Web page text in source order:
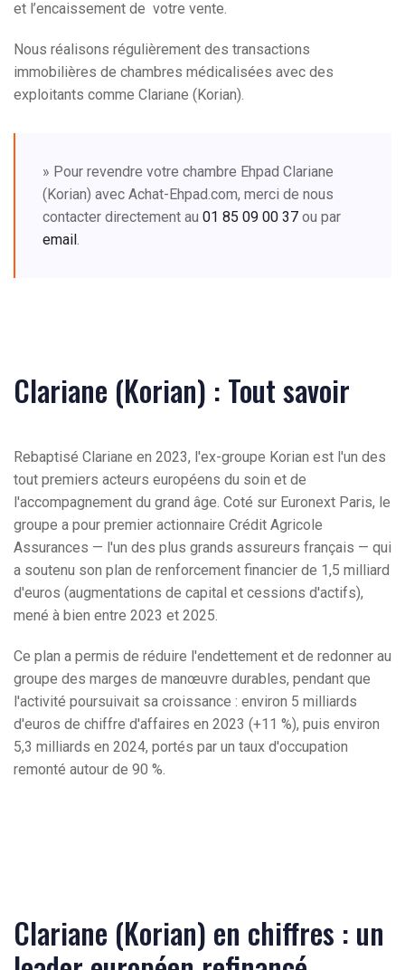
et l’encaissement de votre vente.
Nous réalisons régulièrement des transactions
immobilières de chambres médicalisées avec des
exploitants comme Clariane (Korian).
» Pour revendre votre chambre Ehpad Clariane
(Korian) avec Achat-Ehpad.com, merci de nous
contacter directement au 01 85 09 00 37 ou par
email.
Clariane (Korian) : Tout savoir
Rebaptisé Clariane en 2023, l'ex-groupe Korian est l'un des
tout premiers acteurs européens du soin et de
l'accompagnement du grand âge. Coté sur Euronext Paris, le
groupe a pour premier actionnaire Crédit Agricole
Assurances — l'un des plus grands assureurs français — qui
a soutenu son plan de renforcement financier de 1,5 milliard
d'euros (augmentations de capital et cessions d'actifs),
mené à bien entre 2023 et 2025.
Ce plan a permis de réduire l'endettement et de redonner au
groupe des marges de manœuvre durables, pendant que
l'activité poursuivait sa croissance : environ 5 milliards
d'euros de chiffre d'affaires en 2023 (+11 %), puis environ
5,3 milliards en 2024, portés par un taux d'occupation
remonté autour de 90 %.
Clariane (Korian) en chiffres : un